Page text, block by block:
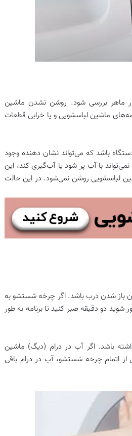
ماهر بررسی شود. روشن نشدن ماشین
ماشین لباسشویی و یا خرابی قطعات
باشد که می‌تواند نشان دهنده وجود
با آب پر شود یا آب‌گیری کند، این
لباسشویی روشن نمی‌شود. در این حالت
باز شدن درب باشد. اگر چرخه شستشو به
دو دقیقه صبر کنید تا برنامه به طور
باشد. اگر آب در درام (دیگ) ماشین
از اتمام چرخه شستشو، آب در درام باقی